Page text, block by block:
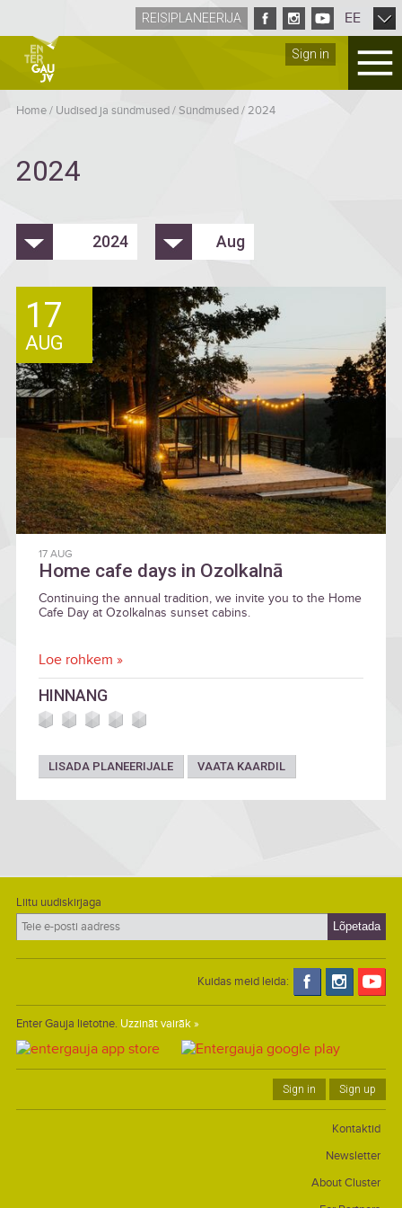
Sign in
REISIPLANEERIJA EE
Home/ Uudised ja sündmused/Sündmused/2024
2024
2024 Aug
17
AUG
17 AUG
Home cafe days in Ozolkalnā
Continuing the annual tradition, we invite you to the Home
Cafe Day at Ozolkalnas sunset cabins.
Loe rohkem »
HINNANG
LISADA PLANEERIJALE VAATA KAARDIL
Liitu uudiskirjaga
Kuidas meid leida:
Enter Gauja lietotne. Uzzināt vairāk »
Sign in Sign up
Kontaktid
Newsletter
About Cluster